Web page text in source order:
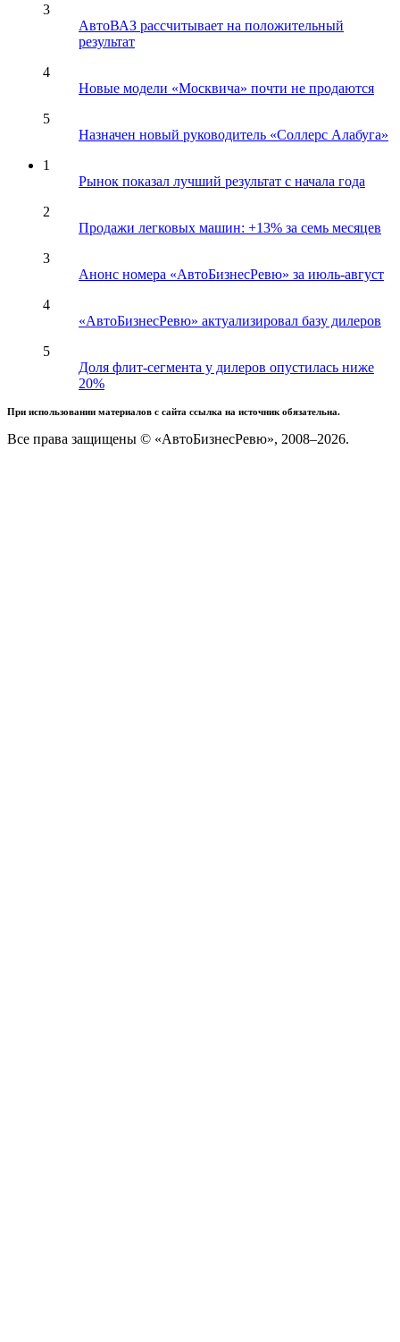
3
АвтоВАЗ рассчитывает на положительный
результат
4
Новые модели «Москвича» почти не продаются
5
Назначен новый руководитель «Соллерс Алабуга»
1
Рынок показал лучший результат с начала года
2
Продажи легковых машин: +13% за семь месяцев
3
Анонс номера «АвтоБизнесРевю» за июль-август
4
«АвтоБизнесРевю» актуализировал базу дилеров
5
Доля флит-сегмента у дилеров опустилась ниже
20%
При использовании материалов с сайта ссылка на источник обязательна.
Все права защищены © «АвтоБизнесРевю», 2008–2026.